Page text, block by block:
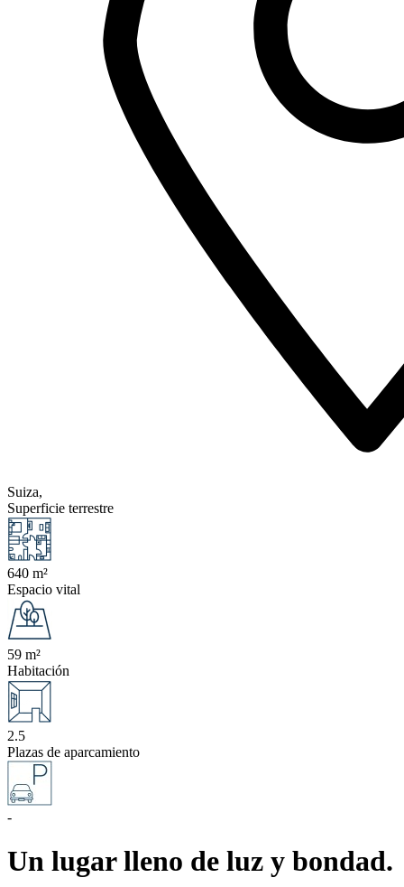
Suiza,
Superficie terrestre
640 m²
Espacio vital
59 m²
Habitación
2.5
Plazas de aparcamiento
-
Un lugar lleno de luz y bondad.